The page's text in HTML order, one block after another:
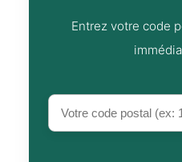
Entrez votre code